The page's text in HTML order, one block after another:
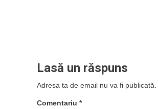
Lasă un răspuns
Adresa ta de email nu va fi publicată.
Comentariu *